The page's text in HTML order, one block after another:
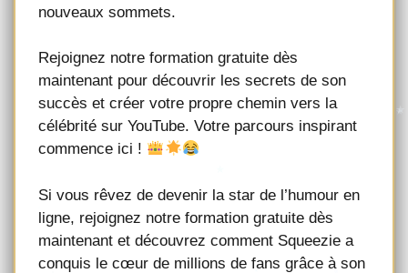
nouveaux sommets.
Rejoignez notre formation gratuite dès
maintenant pour découvrir les secrets de son
succès et créer votre propre chemin vers la
célébrité sur YouTube. Votre parcours inspirant
commence ici !
Si vous rêvez de devenir la star de l’humour en
ligne, rejoignez notre formation gratuite dès
maintenant et découvrez comment Squeezie a
conquis le cœur de millions de fans grâce à son